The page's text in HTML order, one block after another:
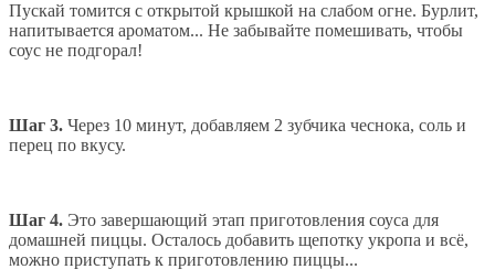
Пускай томится с открытой крышкой на слабом огне. Бурлит,
напитывается ароматом... Не забывайте помешивать, чтобы
соус не подгорал!
Шаг 3. Через 10 минут, добавляем 2 зубчика чеснока, соль и
перец по вкусу.
Шаг 4. Это завершающий этап приготовления соуса для
домашней пиццы. Осталось добавить щепотку укропа и всё,
можно приступать к приготовлению пиццы...